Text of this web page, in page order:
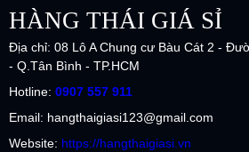
HÀNG THÁI GIÁ SỈ
Địa chỉ: 08 Lô A Chung cư Bàu Cát 2 -
- Q.Tân Bình - TP.HCM
Hotline: 0907 557 911
Email: hangthaigiasi123@gmail.com
Website: https://hangthaigiasi.vn